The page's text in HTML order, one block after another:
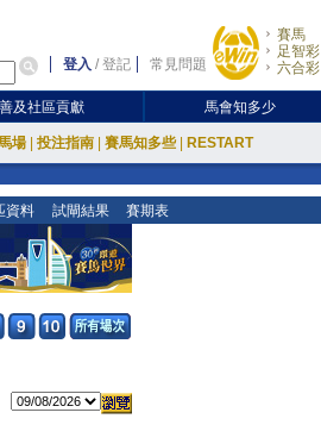
登入 /登記 常見問題
賽馬
足智彩
六合彩
及社區貢獻 馬會知多少
場 投注指南 賽馬知多些 RESTART
資料 試閘結果 賽期表